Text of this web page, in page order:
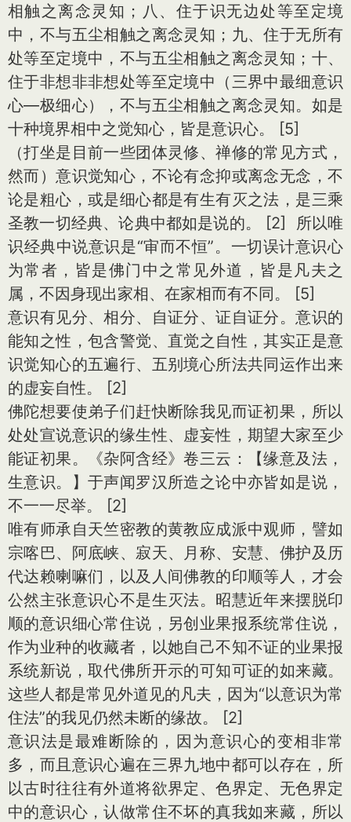
相触之离念灵知；八、住于识无边处等至定境
中，不与五尘相触之离念灵知；九、住于无所有
处等至定境中，不与五尘相触之离念灵知；十、
住于非想非非想处等至定境中（三界中最细意识
心—极细心），不与五尘相触之离念灵知。如是
十种境界相中之觉知心，皆是意识心。 [5]
（打坐是目前一些团体灵修、禅修的常见方式，
然而）意识觉知心，不论有念抑或离念无念，不
论是粗心，或是细心都是有生有灭之法，是三乘
圣教一切经典、论典中都如是说的。 [2] 所以唯
识经典中说意识是“审而不恒”。一切误计意识心
为常者，皆是佛门中之常见外道，皆是凡夫之
属，不因身现出家相、在家相而有不同。 [5]
意识有见分、相分、自证分、证自证分。意识的
能知之性，包含警觉、直觉之自性，其实正是意
识觉知心的五遍行、五别境心所法共同运作出来
的虚妄自性。 [2]
佛陀想要使弟子们赶快断除我见而证初果，所以
处处宣说意识的缘生性、虚妄性，期望大家至少
能证初果。《杂阿含经》卷三云：【缘意及法，
生意识。】于声闻罗汉所造之论中亦皆如是说，
不一一尽举。 [2]
唯有师承自天竺密教的黄教应成派中观师，譬如
宗喀巴、阿底峡、寂天、月称、安慧、佛护及历
代达赖喇嘛们，以及人间佛教的印顺等人，才会
公然主张意识心不是生灭法。昭慧近年来摆脱印
顺的意识细心常住说，另创业果报系统常住说，
作为业种的收藏者，以她自己不知不证的业果报
系统新说，取代佛所开示的可知可证的如来藏。
这些人都是常见外道见的凡夫，因为“以意识为常
住法”的我见仍然未断的缘故。 [2]
意识法是最难断除的，因为意识心的变相非常
多，而且意识心遍在三界九地中都可以存在，所
以古时往往有外道将欲界定、色界定、无色界定
中的意识心，认做常住不坏的真我如来藏，所以